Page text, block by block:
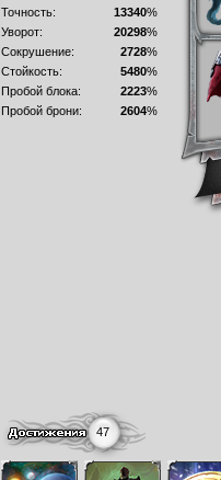
Точность:
13340%
Уворот:
20298%
Сокрушение:
2728%
Стойкость:
5480%
Пробой блока:
2223%
Пробой брони:
2604%
47